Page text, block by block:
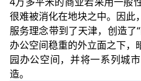
很难被消化在地块之中。因此
服务理念带到了天津，创造了
办公空间稳重的外立面之下
园办公空间，并将一系列城
造。